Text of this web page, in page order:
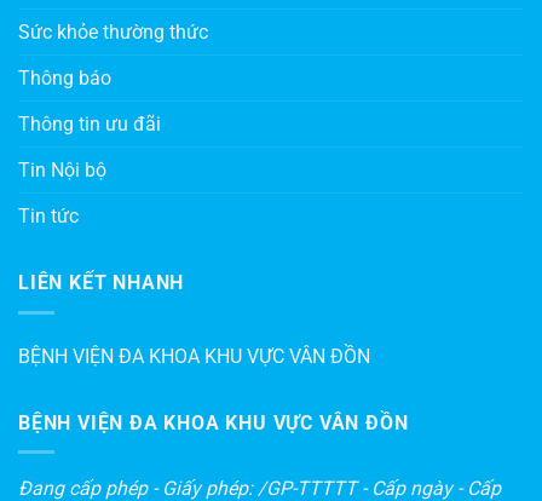
Sức khỏe thường thức
Thông báo
Thông tin ưu đãi
Tin Nội bộ
Tin tức
LIÊN KẾT NHANH
BỆNH VIỆN ĐA KHOA KHU VỰC VÂN ĐỒN
BỆNH VIỆN ĐA KHOA KHU VỰC VÂN ĐỒN
Đang cấp phép - Giấy phép: /GP-TTTTT - Cấp ngày - Cấp